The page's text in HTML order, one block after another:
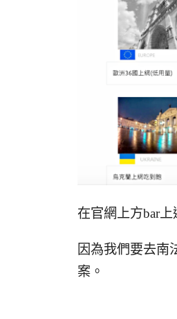
在官網上方bar
因為我們要去南
案。